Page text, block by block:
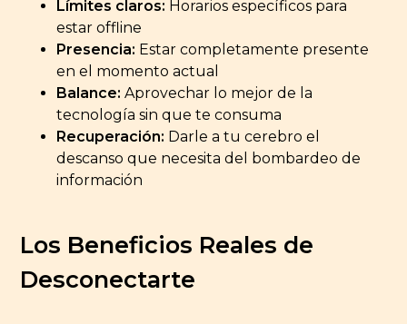
Límites claros: Horarios específicos para
estar offline
Presencia: Estar completamente presente
en el momento actual
Balance: Aprovechar lo mejor de la
tecnología sin que te consuma
Recuperación: Darle a tu cerebro el
descanso que necesita del bombardeo de
información
Los Beneficios Reales de
Desconectarte